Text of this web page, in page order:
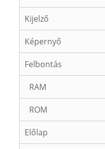
Kijelző
Képernyő
Felbontás
RAM
ROM
Előlap